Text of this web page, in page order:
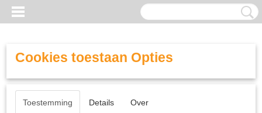
Cookies toestaan Opties
Toestemming Details Over